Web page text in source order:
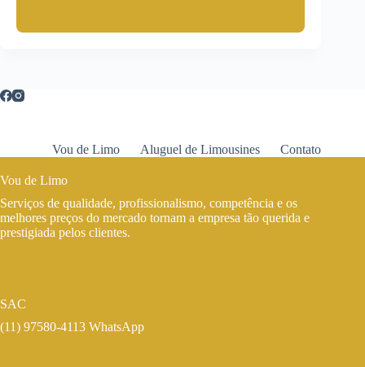
Vou de Limo Aluguel de Limousines Contato
Vou de Limo
Serviços de qualidade, profissionalismo, competência e os
melhores preços do mercado tornam a empresa tão querida e
prestigiada pelos clientes.
SAC
(11) 97580-4113 WhatsApp